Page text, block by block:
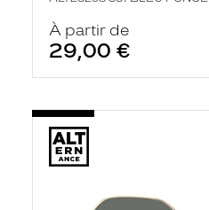
À partir de
29,00 €